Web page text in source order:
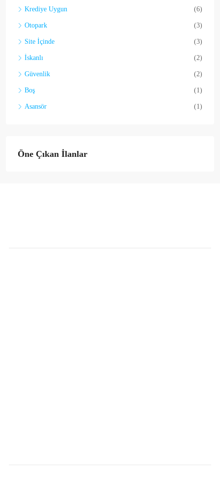
Krediye Uygun (6)
Otopark (3)
Site İçinde (3)
İskanlı (2)
Güvenlik (2)
Boş (1)
Asansör (1)
Öne Çıkan İlanlar